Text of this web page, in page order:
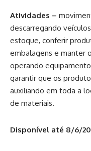
Atividades –
descarregando
estoque, conferir
embalagens e manter
operando
garantir que os
auxiliando em toda a
de materiais.
Disponível até 8/6/